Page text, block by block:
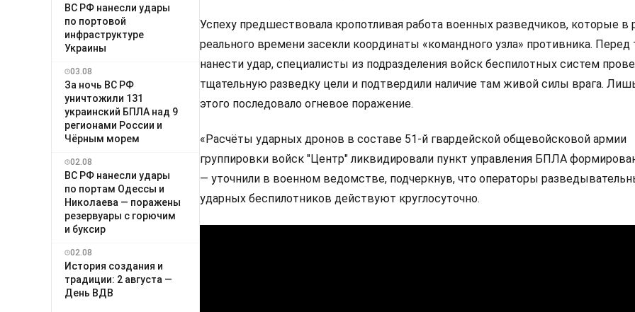
ВС РФ нанесли удары
по портовой
инфраструктуре
Украины
03.08
За ночь ВС РФ
уничтожили 131
украинский БПЛА над 9
регионами России и
Чёрным морем
02.08
ВС РФ нанесли удары
по портам Одессы и
Николаева — поражены
резервуары с горючим
и буксир
02.08
История создания и
традиции: 2 августа —
День ВДВ
Успеху предшествовала кропотливая работа военных разведчиков, которые
реального времени засекли координаты «командного узла» противника. Перед
нанести удар, специалисты из подразделения войск беспилотных систем
тщательную разведку цели и подтвердили наличие там живой силы врага.
этого последовало огневое поражение.
«Расчёты ударных дронов в составе 51-й гвардейской общевойсковой армии
группировки войск "Центр" ликвидировали пункт управления БПЛА
— уточнили в военном ведомстве, подчеркнув, что операторы
ударных беспилотников действуют круглосуточно.